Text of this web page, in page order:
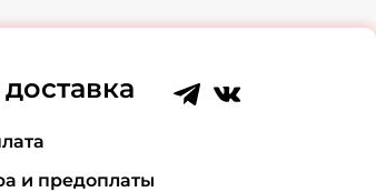
и предоплаты